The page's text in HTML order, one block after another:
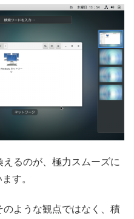
るのが、極力スムーズに
す。
のような観点ではなく、積